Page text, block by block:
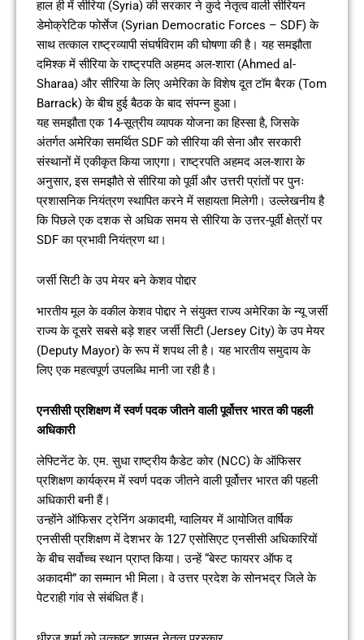
हाल ही में सीरिया (Syria) की सरकार ने कुर्द नेतृत्व वाली सीरियन
डेमोक्रेटिक फोर्सेज (Syrian Democratic Forces – SDF) के
साथ तत्काल राष्ट्रव्यापी संघर्षविराम की घोषणा की है। यह समझौता
दमिश्क में सीरिया के राष्ट्रपति अहमद अल-शारा (Ahmed al-
Sharaa) और सीरिया के लिए अमेरिका के विशेष दूत टॉम बैरक (Tom
Barrack) के बीच हुई बैठक के बाद संपन्न हुआ।
यह समझौता एक 14-सूत्रीय व्यापक योजना का हिस्सा है, जिसके
अंतर्गत अमेरिका समर्थित SDF को सीरिया की सेना और सरकारी
संस्थानों में एकीकृत किया जाएगा। राष्ट्रपति अहमद अल-शारा के
अनुसार, इस समझौते से सीरिया को पूर्वी और उत्तरी प्रांतों पर पुनः
प्रशासनिक नियंत्रण स्थापित करने में सहायता मिलेगी। उल्लेखनीय है
कि पिछले एक दशक से अधिक समय से सीरिया के उत्तर-पूर्वी क्षेत्रों पर
SDF का प्रभावी नियंत्रण था।
जर्सी सिटी के उप मेयर बने केशव पोद्दार
भारतीय मूल के वकील केशव पोद्दार ने संयुक्त राज्य अमेरिका के न्यू जर्सी
राज्य के दूसरे सबसे बड़े शहर जर्सी सिटी (Jersey City) के उप मेयर
(Deputy Mayor) के रूप में शपथ ली है। यह भारतीय समुदाय के
लिए एक महत्वपूर्ण उपलब्धि मानी जा रही है।
एनसीसी प्रशिक्षण में स्वर्ण पदक जीतने वाली पूर्वोत्तर भारत की पहली
अधिकारी
लेफ्टिनेंट के. एम. सुधा राष्ट्रीय कैडेट कोर (NCC) के ऑफिसर
प्रशिक्षण कार्यक्रम में स्वर्ण पदक जीतने वाली पूर्वोत्तर भारत की पहली
अधिकारी बनी हैं।
उन्होंने ऑफिसर ट्रेनिंग अकादमी, ग्वालियर में आयोजित वार्षिक
एनसीसी प्रशिक्षण में देशभर के 127 एसोसिएट एनसीसी अधिकारियों
के बीच सर्वोच्च स्थान प्राप्त किया। उन्हें “बेस्ट फायरर ऑफ द
अकादमी” का सम्मान भी मिला। वे उत्तर प्रदेश के सोनभद्र जिले के
पेटराही गांव से संबंधित हैं।